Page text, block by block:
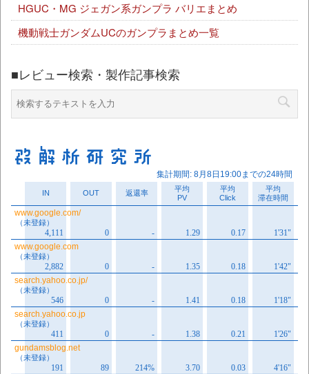
HGUC・MG ジェガン系ガンプラ バリエまとめ
機動戦士ガンダムUCのガンプラまとめ一覧
■レビュー検索・製作記事検索